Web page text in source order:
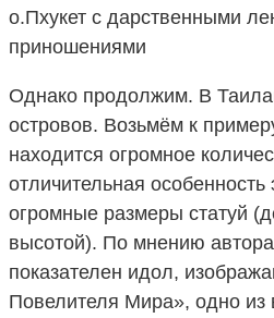
о.Пхукет с дарственными
приношениями
Однако продолжим. В
островов. Возьмём к
находится огромное
отличительная особенность
огромные размеры статуй
высотой). По мнению
показателен идол,
Повелителя Мира», одно